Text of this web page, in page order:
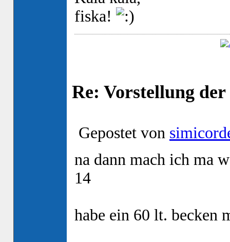
fiska!
Re: Vorstellung
Gepostet von
na dann mach ich ma
14
habe ein 60 lt. becken